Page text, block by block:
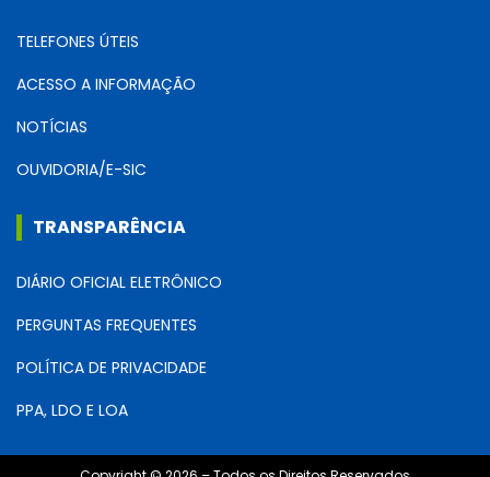
TELEFONES ÚTEIS
ACESSO A INFORMAÇÃO
NOTÍCIAS
OUVIDORIA/E-SIC
TRANSPARÊNCIA
DIÁRIO OFICIAL ELETRÔNICO
PERGUNTAS FREQUENTES
POLÍTICA DE PRIVACIDADE
PPA, LDO E LOA